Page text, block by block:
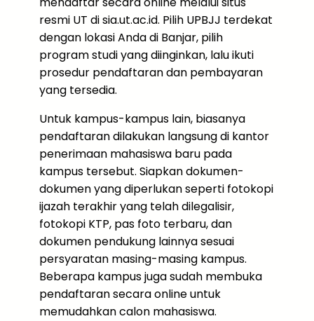
resmi UT di sia.ut.ac.id. Pilih UPBJJ terdekat
dengan lokasi Anda di Banjar, pilih
program studi yang diinginkan, lalu ikuti
prosedur pendaftaran dan pembayaran
yang tersedia.
Untuk kampus-kampus lain, biasanya
pendaftaran dilakukan langsung di kantor
penerimaan mahasiswa baru pada
kampus tersebut. Siapkan dokumen-
dokumen yang diperlukan seperti fotokopi
ijazah terakhir yang telah dilegalisir,
fotokopi KTP, pas foto terbaru, dan
dokumen pendukung lainnya sesuai
persyaratan masing-masing kampus.
Beberapa kampus juga sudah membuka
pendaftaran secara online untuk
memudahkan calon mahasiswa.